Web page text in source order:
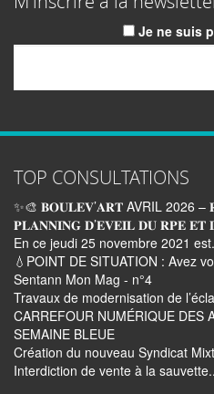
Je ne suis
TOP CONSULTATIONS
✨🎨 𝐁𝐎𝐔𝐋𝐄𝐕’𝐀𝐑𝐓 AVRIL 2026 –
𝐏𝐋𝐀𝐍𝐍𝐈𝐍𝐆 𝐃’𝐄𝐕𝐄𝐈𝐋 𝐃𝐔 𝐑𝐏𝐄 𝐄𝐓
En ce jeudi 25 novembre 2021
💧POINT DE SITUATION : Avez
Sentann Mon Mag - n°4
Travaux de modernisation de
CARREFOUR NUMÉRIQUE DES
SEMAINE BLEUE
Création du nouveau Syndicat
Interdiction de vente à la